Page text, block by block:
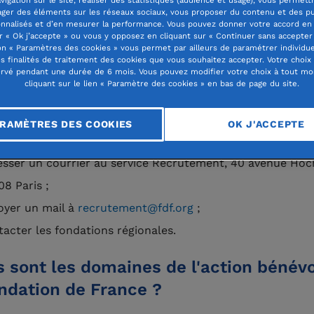
rejoindre la Fondation de France et devenir
1969, la Fondation de France œuvre pour la
action bénévole dans l'intérêt commun en
passionnées, engagées et compétentes. Pour rejoindre
530 bénévoles, il faut :
le dossier de candidature ;
un courrier au service Recrutement, 40 avenue
Paris ;
un mail à recrutement@fdf.org ;
les fondations régionales.
sont les domaines de l'action
de France ?
des éléments sur les réseaux sociaux, vous proposer du contenu et des
et d’en mesurer la performance. Vous pouvez donner votre accord
« Ok j’accepte » ou vous y opposez en cliquant sur « Continuer sans accepter
« Paramètres des cookies » vous permet par ailleurs de paramétrer
finalités de traitement des cookies que vous souhaitez accepter. Votre choix
pendant une durée de 6 mois. Vous pouvez modifier votre choix à tout
cliquant sur le lien « Paramètre des cookies » en bas de page du site.
DES COOKIES OK J'ACCEPTE